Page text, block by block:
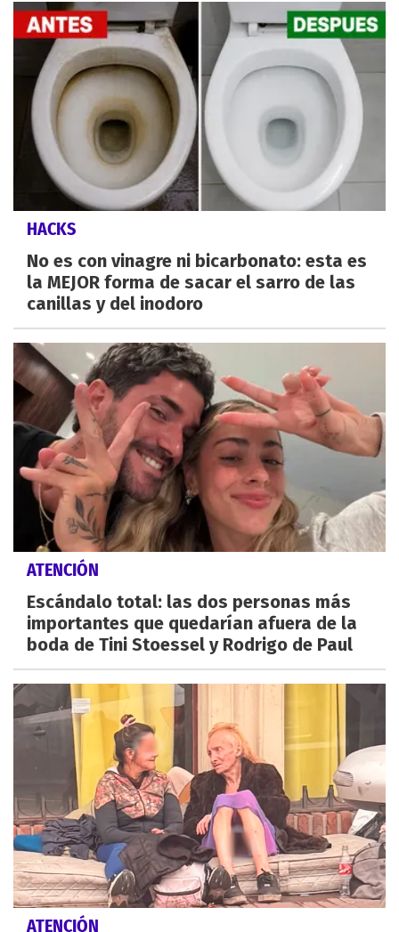
HACKS
No es con vinagre ni bicarbonato: esta es
la MEJOR forma de sacar el sarro de las
canillas y del inodoro
ATENCIÓN
Escándalo total: las dos personas más
importantes que quedarían afuera de la
boda de Tini Stoessel y Rodrigo de Paul
ATENCIÓN